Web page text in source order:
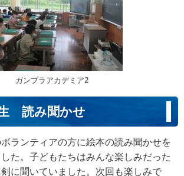
ガンプラアカデミア2
読み聞かせ
ランティアの方に絵本の読み聞かせを
た。子どもたちはみんな楽しみだった
に聞いていました。次回も楽しみで